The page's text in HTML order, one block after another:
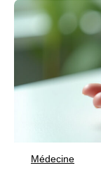
Médecine